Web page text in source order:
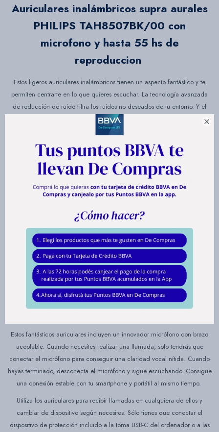

Auriculares inalámbricos supra aurales
PHILIPS TAH8507BK/00 con
microfono y hasta 55 hs de
reproduccion
Estos ligeros auriculares inalámbricos tienen un aspecto fantástico y te
permiten centrarte en lo que quieres escuchar. La tecnología avanzada
de reducción de ruido filtra los ruidos no deseados de tu entorno. Y el
modo de conciencia del exterior te permite volver a tener contacto con el
mundo cuando quieras. Los altavoces de 40 mm perfectamente
sintonizados ofrecen unos graves y detalles excelentes para cada canción
o podcast.
Utiliza el cable de audio incluido para conectar el audio de alta
resolución de tu servicio de transmisión favorito. Cuando termines, el
estuche rígido mantendrá tus auriculares protegidos.
Puedes ver una película en tu tableta. Atender una llamada del teléfono.
Con la conectividad Bluetooth multipunto, puedes conectar hasta dos
dispositivos inteligentes a estos auriculares simultáneamente. ¡Cambia
entre ellos cuando quieras!
Con la reducción de ruido desactivada, podrás disfrutar de hasta 55
horas de música, podcasts y mucho más. Con la reducción de ruido
activada, hasta 45 horas. Una carga completa tarda dos horas y, si
necesitas acelerarlo, puedes conseguir cuatro horas adicionales con una
Estos fantásticos auriculares incluyen un innovador micrófono con brazo
acoplable. Cuando necesites realizar una llamada, solo tendrás que
conectar el micrófono para conseguir una claridad vocal nítida. Cuando
hayas terminado, desconecta el micrófono y sigue escuchando. Consigue
una conexión estable con tu smartphone y portátil al mismo tiempo.
Utiliza los auriculares para recibir llamadas en cualquiera de ellos y
cambiar de dispositivo según necesites. Sólo tienes que conectar el
dispositivo de protección incluido a la toma USB-C del ordenador o a las